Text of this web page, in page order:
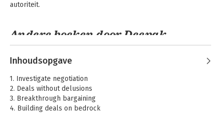
autoriteit.
Andere boeken door Deepak
Malhotra
Inhoudsopgave
1. Investigate negotiation
2. Deals without delusions
3. Breakthrough bargaining
4. Building deals on bedrock